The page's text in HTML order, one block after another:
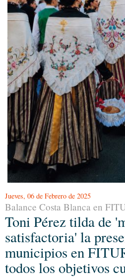
Jueves, 06 de Febrero de 2025
Balance Costa Blanca en
Toni Pérez tilda de
satisfactoria' la
municipios en
todos los objetivos